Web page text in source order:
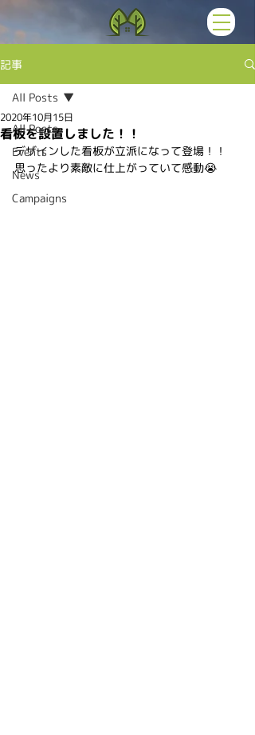
記事
All Posts
Events
News
Campaigns
All Posts
看板を設置しました！！
2020年10月15日
デザインした看板が立派になって登場！！
思ったより素敵に仕上がっていて感動😭